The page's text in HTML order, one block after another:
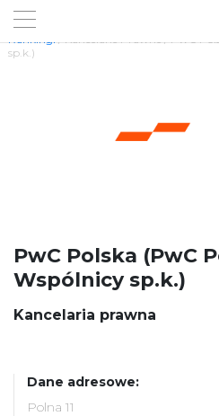
Rankingi/ Kancelarie Prawne / PwC
sp.k.)
PwC Polska (PwC
Wspólnicy sp.k.)
Kancelaria prawna
Dane adresowe:
Polna 11